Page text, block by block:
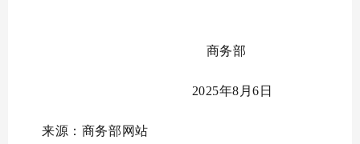
商务部
2025年8月6日
来源：商务部网站